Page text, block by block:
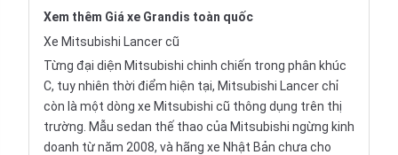
Xem thêm Giá xe Grandis toàn quốc
Xe Mitsubishi Lancer cũ
Từng đại diện Mitsubishi chinh chiến trong phân khúc
C, tuy nhiên thời điểm hiện tại, Mitsubishi Lancer chỉ
còn là một dòng xe Mitsubishi cũ thông dụng trên thị
trường. Mẫu sedan thế thao của Mitsubishi ngừng kinh
doanh từ năm 2008, và hãng xe Nhật Bản chưa cho